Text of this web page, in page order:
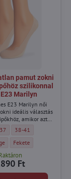
Marilyn - Méret:
AIR FLOW Marilyn -
Marilyn - Szín:
FLOW Marilyn - Szín:
AIR FLOW
pamut zokni
szilikonnal
Marilyn
E23 Marilyn női
ideális választás
amikor azt
maximális
biztosít egész nap.
láthatatlan pamut zokni
Női láthatatlan pamut
38-41
láthatatlan pamut zokni
Női láthatatlan pamut
Fekete
Ft